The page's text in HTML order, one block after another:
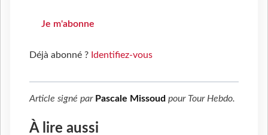
Je m'abonne
Déjà abonné ? Identifiez-vous
Article signé par Pascale Missoud pour Tour Hebdo.
À lire aussi